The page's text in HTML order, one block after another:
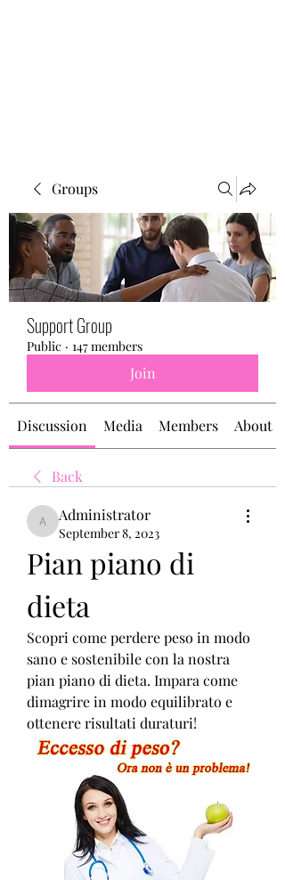
Groups
Support Group
Public · 147 members
Join
Discussion Media Members About
Back
Administrator
Administrator
September 8, 2023
Pian piano di
dieta
Scopri come perdere peso in modo
sano e sostenibile con la nostra
pian piano di dieta. Impara come
dimagrire in modo equilibrato e
ottenere risultati duraturi!